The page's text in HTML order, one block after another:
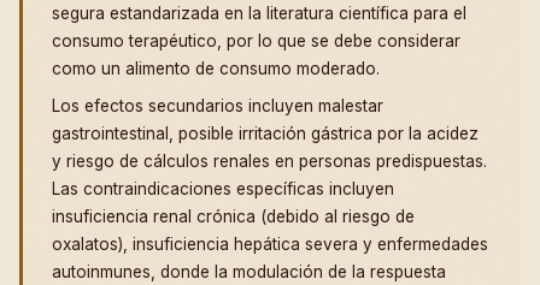
segura estandarizada en la literatura científica para el
consumo terapéutico, por lo que se debe considerar
como un alimento de consumo moderado.
Los efectos secundarios incluyen malestar
gastrointestinal, posible irritación gástrica por la acidez
y riesgo de cálculos renales en personas predispuestas.
Las contraindicaciones específicas incluyen
insuficiencia renal crónica (debido al riesgo de
oxalatos), insuficiencia hepática severa y enfermedades
autoinmunes, donde la modulación de la respuesta